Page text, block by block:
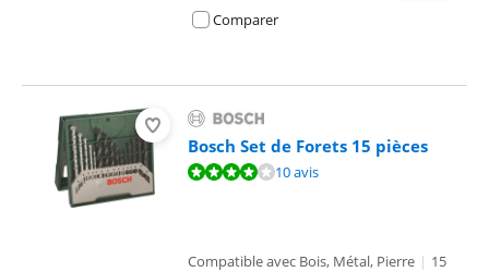
Comparer
Bosch Set de Forets 15 pièces
La note est de 8,1 sur 10, basée sur 10 avis.10 avis
Compatible avec Bois, Métal, Pierre | 15